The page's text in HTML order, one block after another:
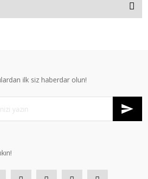
ilk siz haberdar olun!